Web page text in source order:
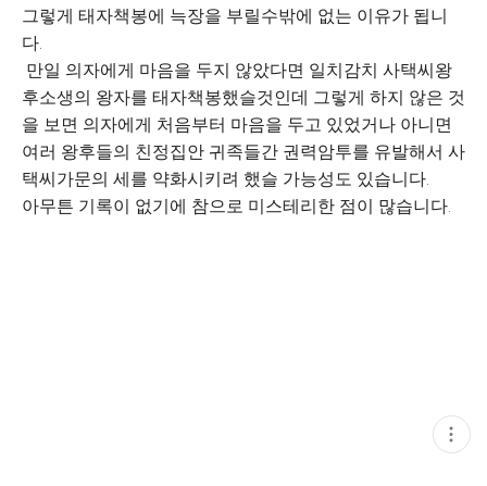
그렇게 태자책봉에 늑장을 부릴수밖에 없는 이유가 됩니
다.
만일 의자에게 마음을 두지 않았다면 일치감치 사택씨왕
후소생의 왕자를 태자책봉했슬것인데 그렇게 하지 않은 것
을 보면 의자에게 처음부터 마음을 두고 있었거나 아니면
여러 왕후들의 친정집안 귀족들간 권력암투를 유발해서 사
택씨가문의 세를 약화시키려 했슬 가능성도 있습니다.
아무튼 기록이 없기에 참으로 미스테리한 점이 많습니다.
현
재